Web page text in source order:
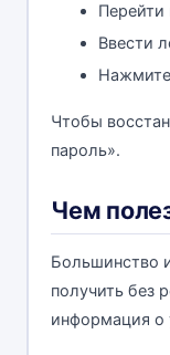
Ввести
Чтобы
пароль».
Чем
Большинство
получить без
информация о